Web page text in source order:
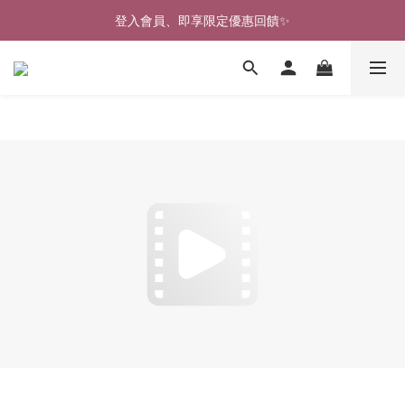
🎉新北淡水實體門市🤗歡迎蒞臨試穿🎉
登入會員、即享限定優惠回饋✨
🎉新北淡水實體門市🤗歡迎蒞臨試穿🎉